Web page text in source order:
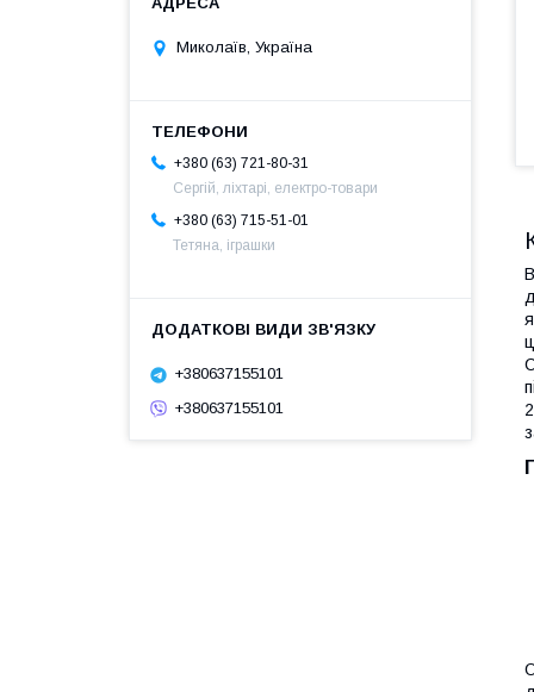
Миколаїв, Україна
+380 (63) 721-80-31
Сергій, ліхтарі, електро-товари
+380 (63) 715-51-01
Тетяна, іграшки
+380637155101
+380637155101